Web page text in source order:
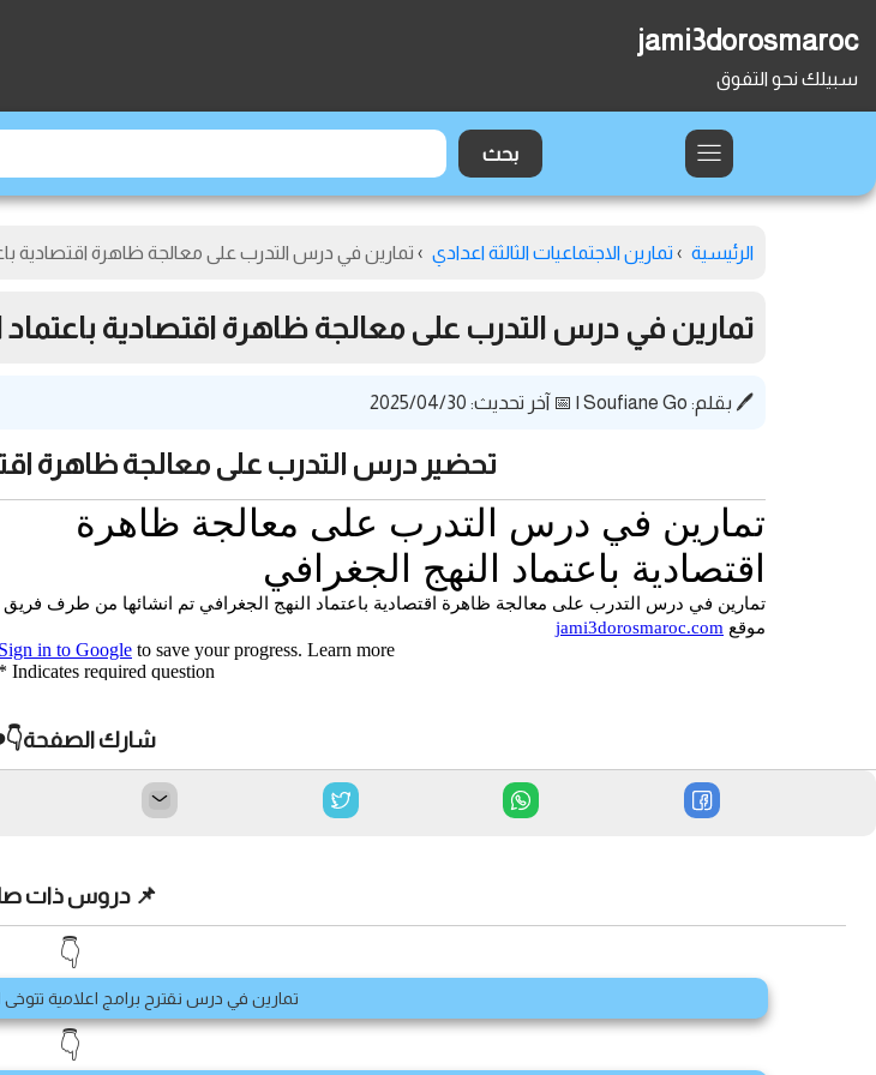
jami3dorosmaroc
سبيلك نحو التفوق
الرئيسية › تمارين الاجتماعيات الثالثة اعدادي › تمارين في درس التدرب على معالجة ظاهرة اقتصادية
تمارين في درس التدرب على معالجة ظاهرة اقتصادية باعتماد
🖊️ بقلم: Soufiane Go
| 📅 آخر تحديث: 2025/04/30
تحضير درس التدرب على معالجة ظاهرة
شارك
📌 دروس ذات
👇
تمارين في درس نقترح برامج اعلامية
👇